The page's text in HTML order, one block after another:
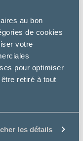
au bon
de cookies
votre
pour optimiser
retiré à tout
les détails